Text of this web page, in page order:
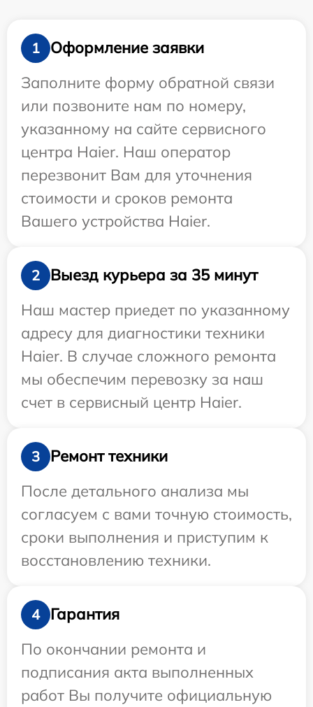
1
Оформление заявки
Заполните форму обратной связи
или позвоните нам по номеру,
указанному на сайте сервисного
центра Haier. Наш оператор
перезвонит Вам для уточнения
стоимости и сроков ремонта
Вашего устройства Haier.
2
Выезд курьера за 35 минут
Наш мастер приедет по указанному
адресу для диагностики техники
Haier. В случае сложного ремонта
мы обеспечим перевозку за наш
счет в сервисный центр Haier.
3
Ремонт техники
После детального анализа мы
согласуем с вами точную стоимость,
сроки выполнения и приступим к
восстановлению техники.
4
Гарантия
По окончании ремонта и
подписания акта выполненных
работ Вы получите официальную